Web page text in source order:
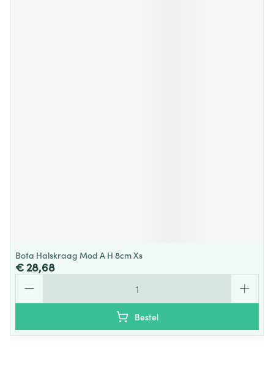
Bota Halskraag Mod A H 8cm Xs
€ 28,68
Bestel